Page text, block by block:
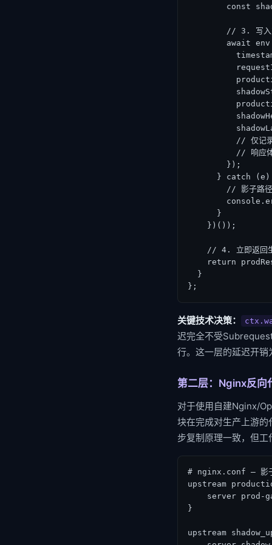
const
// 3. 写入
await
// 仅记录
// 响应
        });
} catch (e)
// 影子路径
      }
    })());
// 4. 立即返回
return
  }
};
关键技术决策：
迟完全不受
行。这一层的延迟开
第二层：Nginx反向
对于使用自建Nginx/
块在完成对生产上游的
步复制原理一致，但
# nginx.conf — 影子
upstream
server prod-
}
upstream